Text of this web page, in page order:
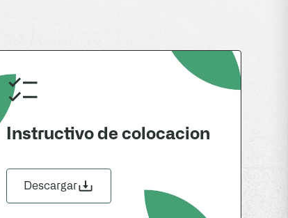
Instructivo de colocacion
Descargar